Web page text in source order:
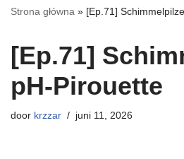
Strona główna » [Ep.71]
[Ep.71]
pH-Pirouette
door krzzar juni 11, 2026